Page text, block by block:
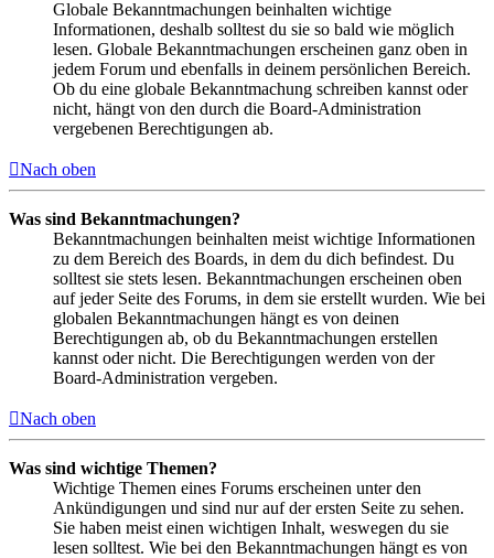
Globale Bekanntmachungen beinhalten wichtige
Informationen, deshalb solltest du sie so bald wie möglich
lesen. Globale Bekanntmachungen erscheinen ganz oben in
jedem Forum und ebenfalls in deinem persönlichen Bereich.
Ob du eine globale Bekanntmachung schreiben kannst oder
nicht, hängt von den durch die Board-Administration
vergebenen Berechtigungen ab.
Nach oben
Was sind Bekanntmachungen?
Bekanntmachungen beinhalten meist wichtige Informationen
zu dem Bereich des Boards, in dem du dich befindest. Du
solltest sie stets lesen. Bekanntmachungen erscheinen oben
auf jeder Seite des Forums, in dem sie erstellt wurden. Wie bei
globalen Bekanntmachungen hängt es von deinen
Berechtigungen ab, ob du Bekanntmachungen erstellen
kannst oder nicht. Die Berechtigungen werden von der
Board-Administration vergeben.
Nach oben
Was sind wichtige Themen?
Wichtige Themen eines Forums erscheinen unter den
Ankündigungen und sind nur auf der ersten Seite zu sehen.
Sie haben meist einen wichtigen Inhalt, weswegen du sie
lesen solltest. Wie bei den Bekanntmachungen hängt es von